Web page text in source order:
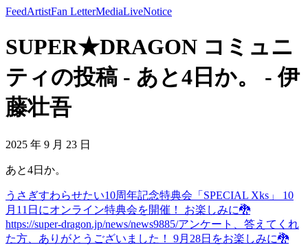
FeedArtistFan LetterMediaLiveNotice
SUPER★DRAGON コミュニ
ティの投稿 - あと4日か。 - 伊
藤壮吾
2025 年 9 月 23 日
あと4日か。
うさぎすわらせたい10周年記念特典会「SPECIAL Xks」 10
月11日にオンライン特典会を開催！ お楽しみに🐉
https://super-dragon.jp/news/news9885/アンケート、答えてくれ
た方、ありがとうございました！ 9月28日をお楽しみに🐉